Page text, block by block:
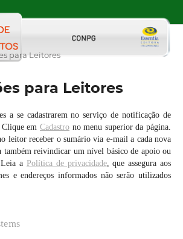
para Leitores
para Leitores
a se cadastrarem no serviço de notificação de
em Cadastro no menu superior da página.
leitor receber o sumário via e-mail a cada nova
também reivindicar um nível básico de apoio ou
a Política de privacidade, que assegura aos
e endereços informados não serão utilizados